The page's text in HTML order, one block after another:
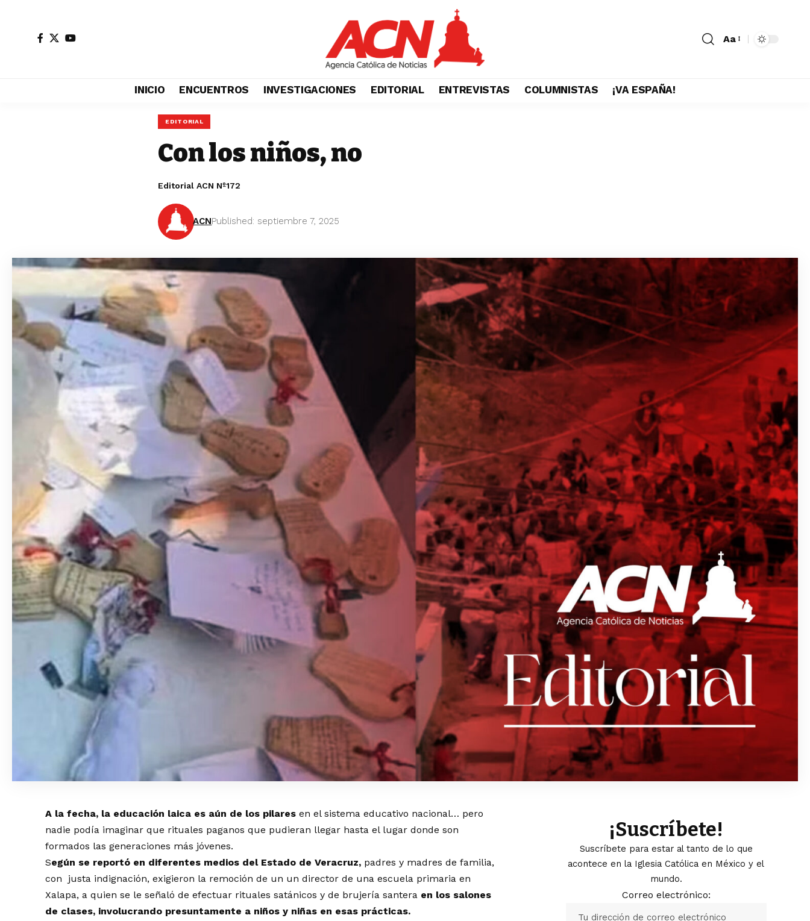
Aa
INICIO ENCUENTROS INVESTIGACIONES EDITORIAL ENTREVISTAS COLUMNISTAS ¡VA ESPAÑA!
EDITORIAL
Con los niños, no
Editorial ACN Nº172
ACNPublished: septiembre 7, 2025
A la fecha, la educación laica es aún de los pilares en el sistema educativo nacional… pero
nadie podía imaginar que rituales paganos que pudieran llegar hasta el lugar donde son
formados las generaciones más jóvenes.
Según se reportó en diferentes medios del Estado de Veracruz, padres y madres de familia,
con justa indignación, exigieron la remoción de un un director de una escuela primaria en
Xalapa, a quien se le señaló de efectuar rituales satánicos y de brujería santera en los salones
de clases, involucrando presuntamente a niños y niñas en esas prácticas.
¡Suscríbete!
Suscríbete para estar al tanto de lo que
acontece en la Iglesia Católica en México y el
mundo.
Correo electrónico: